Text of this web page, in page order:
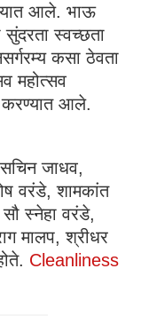
आले. भाऊ
सुंदरता स्वच्छता
कसा ठेवता
महोत्सव
करण्यात आले.
जाधव,
वरंडे, शामकांत
स्नेहा वरंडे,
मालप, श्रीधर
Cleanliness